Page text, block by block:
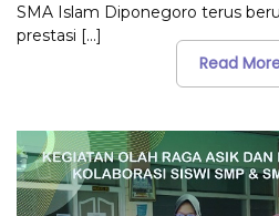
SMA Islam Diponegoro terus
prestasi [...]
Read